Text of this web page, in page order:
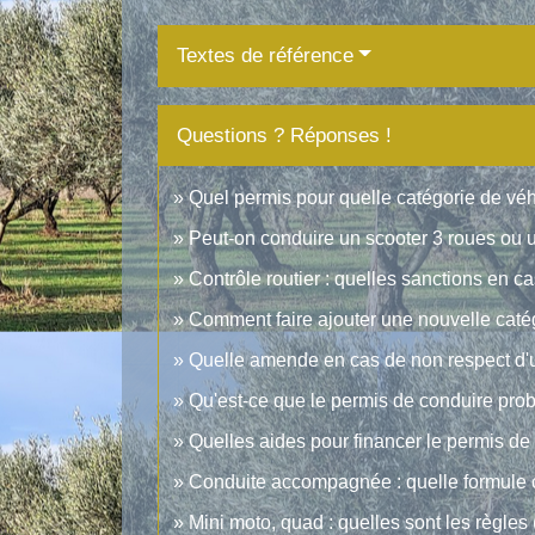
Textes de référence
Questions ? Réponses !
Quel permis pour quelle catégorie de
Peut-on conduire un scooter 3 roues ou
Contrôle routier : quelles sanctions en
Comment faire ajouter une nouvelle
Quelle amende en cas de non respect
Qu'est-ce que le permis de conduire
Quelles aides pour financer le permis
Conduite accompagnée : quelle formule
Mini moto, quad : quelles sont les